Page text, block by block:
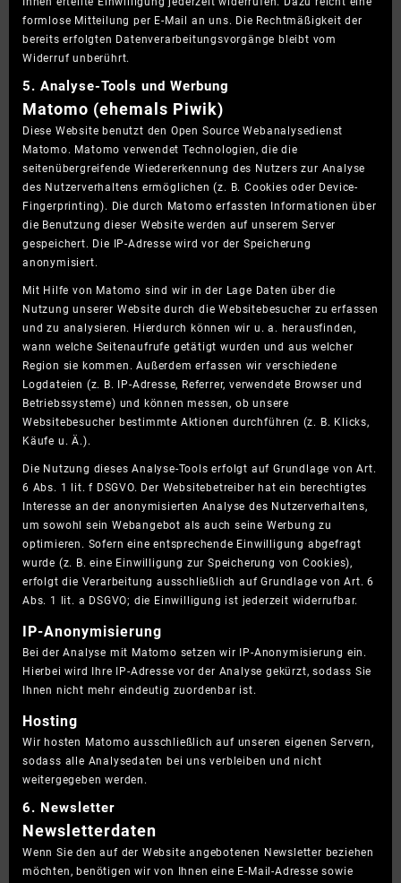
formlose Mitteilung per E-Mail an uns. Die Rechtmäßigkeit der
bereits erfolgten Datenverarbeitungsvorgänge bleibt vom
Widerruf unberührt.
5. Analyse-Tools und Werbung
Matomo (ehemals Piwik)
Diese Website benutzt den Open Source Webanalysedienst
Matomo. Matomo verwendet Technologien, die die
seitenübergreifende Wiedererkennung des Nutzers zur Analyse
des Nutzerverhaltens ermöglichen (z. B. Cookies oder Device-
Fingerprinting). Die durch Matomo erfassten Informationen über
die Benutzung dieser Website werden auf unserem Server
gespeichert. Die IP-Adresse wird vor der Speicherung
anonymisiert.
Mit Hilfe von Matomo sind wir in der Lage Daten über die
Nutzung unserer Website durch die Websitebesucher zu erfassen
und zu analysieren. Hierdurch können wir u. a. herausfinden,
wann welche Seitenaufrufe getätigt wurden und aus welcher
Region sie kommen. Außerdem erfassen wir verschiedene
Logdateien (z. B. IP-Adresse, Referrer, verwendete Browser und
Betriebssysteme) und können messen, ob unsere
Websitebesucher bestimmte Aktionen durchführen (z. B. Klicks,
Käufe u. Ä.).
Die Nutzung dieses Analyse-Tools erfolgt auf Grundlage von Art.
6 Abs. 1 lit. f DSGVO. Der Websitebetreiber hat ein berechtigtes
Interesse an der anonymisierten Analyse des Nutzerverhaltens,
um sowohl sein Webangebot als auch seine Werbung zu
optimieren. Sofern eine entsprechende Einwilligung abgefragt
wurde (z. B. eine Einwilligung zur Speicherung von Cookies),
erfolgt die Verarbeitung ausschließlich auf Grundlage von Art. 6
Abs. 1 lit. a DSGVO; die Einwilligung ist jederzeit widerrufbar.
IP-Anonymisierung
Bei der Analyse mit Matomo setzen wir IP-Anonymisierung ein.
Hierbei wird Ihre IP-Adresse vor der Analyse gekürzt, sodass Sie
Ihnen nicht mehr eindeutig zuordenbar ist.
Hosting
Wir hosten Matomo ausschließlich auf unseren eigenen Servern,
sodass alle Analysedaten bei uns verbleiben und nicht
weitergegeben werden.
6. Newsletter
Newsletter­daten
Wenn Sie den auf der Website angebotenen Newsletter beziehen
möchten, benötigen wir von Ihnen eine E-Mail-Adresse sowie